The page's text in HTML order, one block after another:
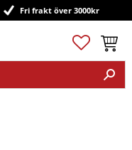
Fri frakt över 3000kr
Favoriter